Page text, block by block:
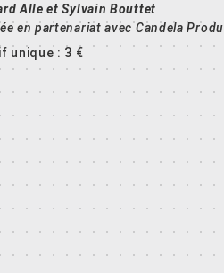
Alle et Sylvain Bouttet
en partenariat avec Candela
unique : 3 €